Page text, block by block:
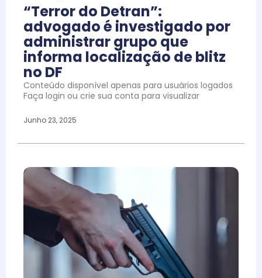
“Terror do Detran”:
advogado é investigado por
administrar grupo que
informa localização de blitz
no DF
Conteúdo disponível apenas para usuários logados
Faça login ou crie sua conta para visualizar
Junho 23, 2025